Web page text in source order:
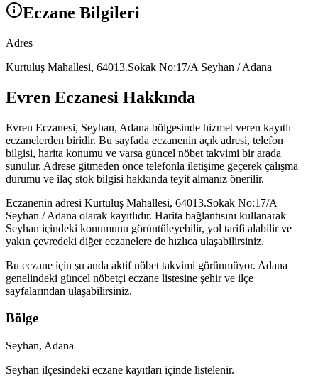
Eczane Bilgileri
Adres
Kurtuluş Mahallesi, 64013.Sokak No:17/A Seyhan / Adana
Evren Eczanesi Hakkında
Evren Eczanesi, Seyhan, Adana bölgesinde hizmet veren kayıtlı
eczanelerden biridir. Bu sayfada eczanenin açık adresi, telefon
bilgisi, harita konumu ve varsa güncel nöbet takvimi bir arada
sunulur. Adrese gitmeden önce telefonla iletişime geçerek çalışma
durumu ve ilaç stok bilgisi hakkında teyit almanız önerilir.
Eczanenin adresi Kurtuluş Mahallesi, 64013.Sokak No:17/A
Seyhan / Adana olarak kayıtlıdır. Harita bağlantısını kullanarak
Seyhan içindeki konumunu görüntüleyebilir, yol tarifi alabilir ve
yakın çevredeki diğer eczanelere de hızlıca ulaşabilirsiniz.
Bu eczane için şu anda aktif nöbet takvimi görünmüyor. Adana
genelindeki güncel nöbetçi eczane listesine şehir ve ilçe
sayfalarından ulaşabilirsiniz.
Bölge
Seyhan, Adana
Seyhan ilçesindeki eczane kayıtları içinde listelenir.